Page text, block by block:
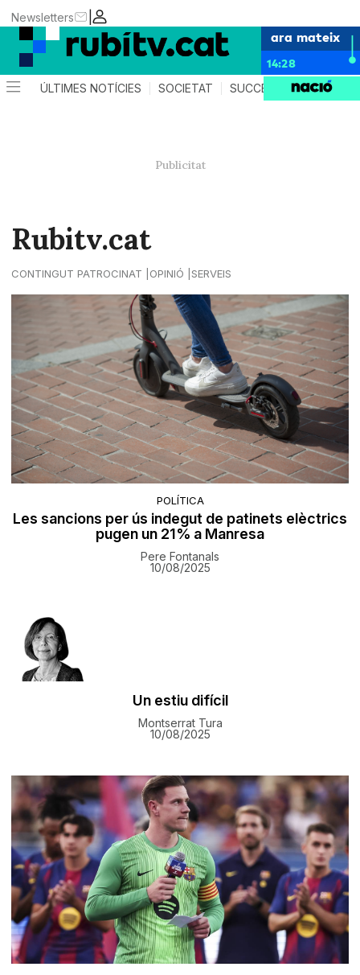
|
Newsletters
ara mateix
14:28
ÚLTIMES NOTÍCIES SOCIETAT SUCCESSOS
Rubitv.cat
CONTINGUT PATROCINAT OPINIÓ SERVEIS
POLÍTICA
Les sancions per ús indegut de patinets elèctrics
pugen un 21% a Manresa
Pere Fontanals
10/08/2025
Un estiu difícil
Montserrat Tura
10/08/2025